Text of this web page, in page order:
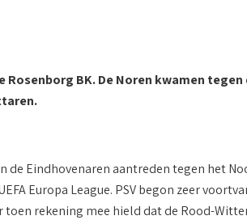
BK. De Noren kwamen
de Eindhovenaren aantreden tegen het
Europa League. PSV begon zeer
rekening mee hield dat de Rood-